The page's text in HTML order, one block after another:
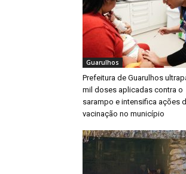
Guarulhos
Prefeitura de Guarulhos
mil doses aplicadas contra o
sarampo e intensifica ações
vacinação no município